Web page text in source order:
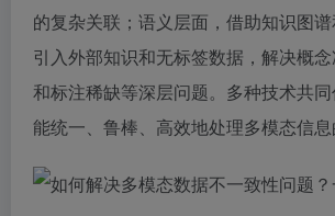
的复杂关联；语义层面，借助知识图谱
引入外部知识和无标签数据，解决概
和标注稀缺等深层问题。多种技术共
能统一、鲁棒、高效地处理多模态信息